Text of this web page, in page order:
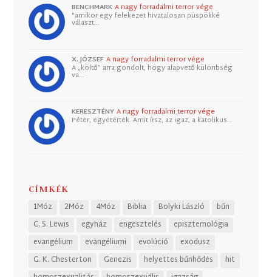
BENCHMARK A nagy forradalmi terror vége
"amikor egy felekezet hivatalosan püspökké
választ…
X. JÓZSEF A nagy forradalmi terror vége
A „költő” arra gondolt, hogy alapvető különbség
va…
KERESZTÉNY A nagy forradalmi terror vége
Péter, egyetértek. Amit írsz, az igaz, a katolikus…
CÍMKÉK
1Móz 2Móz 4Móz Biblia Bolyki László
bűn
C. S. Lewis
egyház engesztelés
episztemológia
evangélium
evangéliumi evolúció
exodusz
G. K. Chesterton
Genezis helyettes bűnhődés
hit